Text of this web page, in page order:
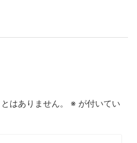
はありません。 ※ が付いてい